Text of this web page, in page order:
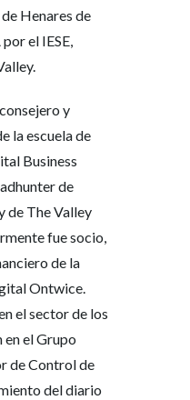
Henares de
el IESE,
y
la escuela de
Business
de
de The Valley
fue socio,
de la
Ontwice.
el sector de los
el Grupo
de Control de
del diario